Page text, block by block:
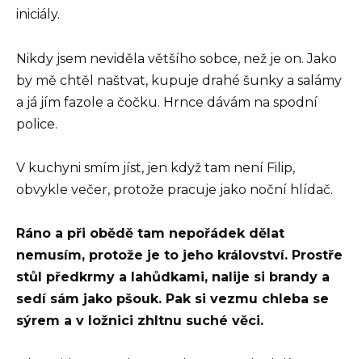
iniciály.
Nikdy jsem neviděla většího sobce, než je on. Jako
by mě chtěl naštvat, kupuje drahé šunky a salámy
a já jím fazole a čočku. Hrnce dávám na spodní
police.
V kuchyni smím jíst, jen když tam není Filip,
obvykle večer, protože pracuje jako noční hlídač.
Ráno a při obědě tam nepořádek dělat
nemusím, protože je to jeho království. Prostře
stůl předkrmy a lahůdkami, nalije si brandy a
sedí sám jako pšouk. Pak si vezmu chleba se
sýrem a v ložnici zhltnu suché věci.